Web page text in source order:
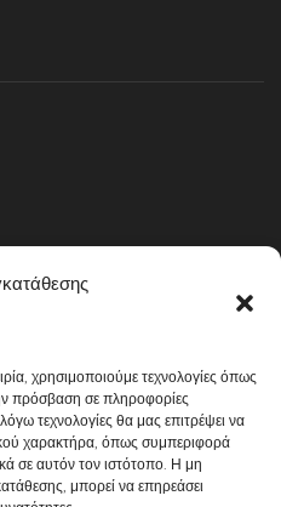
χρησιμοποιούμε τεχνολογίες όπως
πρόσβαση σε πληροφορίες
τεχνολογίες θα μας επιτρέψει να
χαρακτήρα, όπως συμπεριφορά
σε αυτόν τον ιστότοπο. Η μη
μπορεί να επηρεάσει